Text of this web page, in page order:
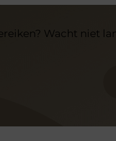
Wacht niet